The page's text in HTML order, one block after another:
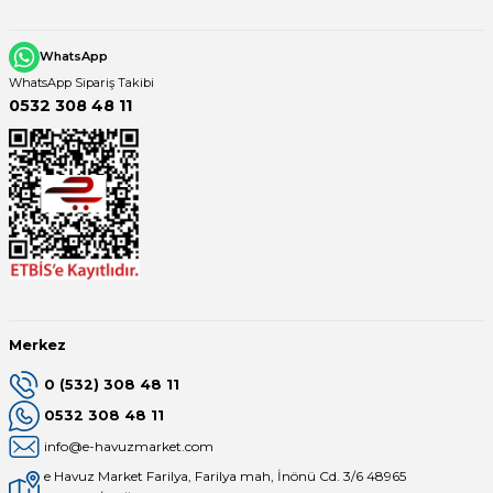
Kalsiyum Hipoklorit
Temizleyici
Ayak Havuzu
Bahçe Havuz
Havuz Robotu Yedek
Dezenfeksiyon
Havuz Güvenlik
WhatsApp
WhatsApp Sipariş Takibi
0532 308 48 11
Merkez
0 (532) 308 48 11
0532 308 48 11
info@e-havuzmarket.com
e Havuz Market Farilya, Farilya mah, İnönü Cd. 3/6 48965